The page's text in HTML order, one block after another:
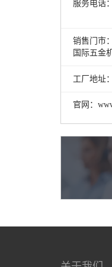
服务电话
销售门市
国际五金
工厂地址
官网：